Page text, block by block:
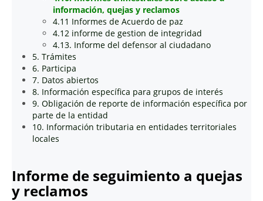
información, quejas y reclamos
4.11 Informes de Acuerdo de paz
4.12 informe de gestion de integridad
4.13. Informe del defensor al ciudadano
5. Trámites
6. Participa
7. Datos abiertos
8. Información específica para grupos de interés
9. Obligación de reporte de información específica por
parte de la entidad
10. Información tributaria en entidades territoriales
locales
Informe de seguimiento a quejas
y reclamos